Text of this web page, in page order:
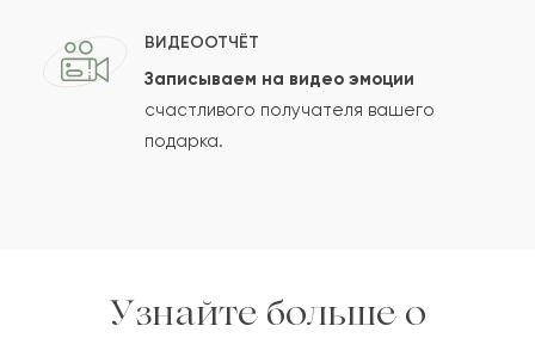
Отзыв будет опубликован после проверки.
Проверяем на спам.
ВИДЕООТЧЁТ
Записываем на видео эмоции
счастливого получателя вашего
подарка.
Узнайте больше о